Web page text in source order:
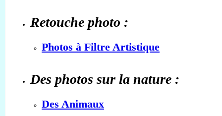
Retouche photo :
Photos à Filtre Artistique
Des photos sur la nature :
Des Animaux